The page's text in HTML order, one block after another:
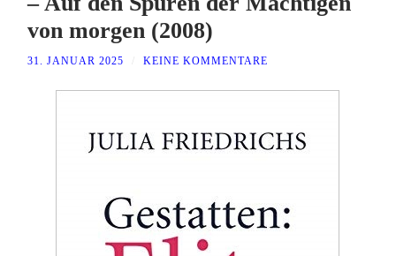
von morgen (2008)
31. JANUAR 2025 KEINE KOMMENTARE